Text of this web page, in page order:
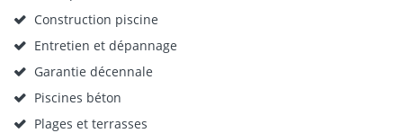
Construction piscine
Entretien et dépannage
Garantie décennale
Piscines béton
Plages et terrasses